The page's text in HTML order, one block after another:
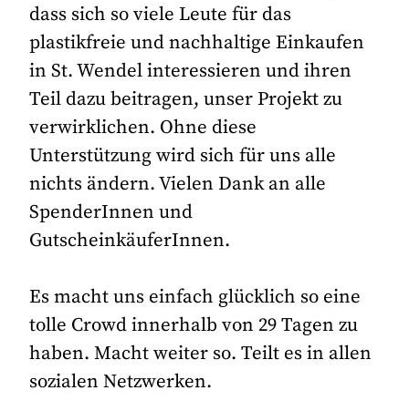
dass sich so viele Leute für das
plastikfreie und nachhaltige Einkaufen
in St. Wendel interessieren und ihren
Teil dazu beitragen, unser Projekt zu
verwirklichen. Ohne diese
Unterstützung wird sich für uns alle
nichts ändern. Vielen Dank an alle
SpenderInnen und
GutscheinkäuferInnen.
Es macht uns einfach glücklich so eine
tolle Crowd innerhalb von 29 Tagen zu
haben. Macht weiter so. Teilt es in allen
sozialen Netzwerken.